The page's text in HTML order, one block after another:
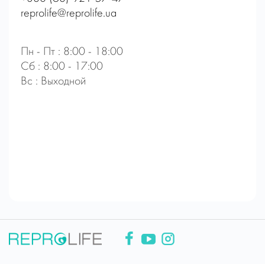
reprolife@reprolife.ua
Пн - Пт : 8:00 - 18:00
Сб : 8:00 - 17:00
Вс : Выходной